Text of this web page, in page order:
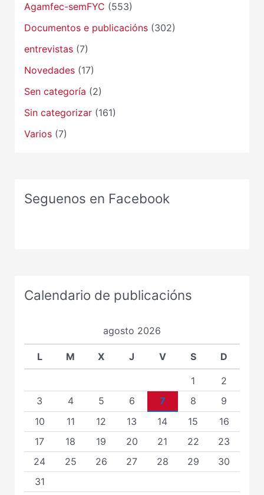
Agamfec-semFYC (553)
Documentos e publicacións(302)
entrevistas(7)
Novedades(17)
Sen categoría (2)
Sin categorizar(161)
Varios(7)
Seguenos en Facebook
Calendario de publicacións
agosto 2026
L M X J V S D
1
2
3
4 5 6 7 8
9
10
11 12 13 14 15
16
17
18 19 20 21 22
23
24
25 26 27 28 29
30
31